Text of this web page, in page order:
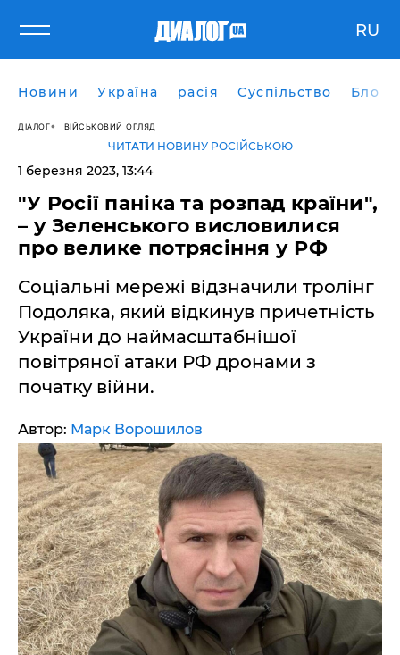
RU
Новини Україна расія Суспільство Блоги
ДІАЛОГ ВІЙСЬКОВИЙ ОГЛЯД
ЧИТАТИ НОВИНУ РОСІЙСЬКОЮ
1 березня 2023, 13:44
"У Росії паніка та розпад країни",
– у Зеленського висловилися
про велике потрясіння у РФ
Соціальні мережі відзначили тролінг
Подоляка, який відкинув причетність
України до наймасштабнішої
повітряної атаки РФ дронами з
початку війни.
Автор: Марк Ворошилов